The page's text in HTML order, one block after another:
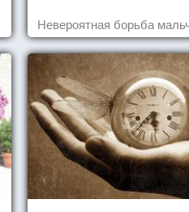
Невероятная борьба